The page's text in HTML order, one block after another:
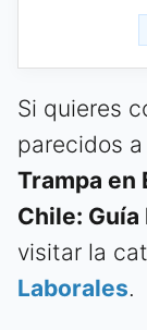
Si quieres
parecidos a
Trampa en
Chile:
visitar la
Laborales.